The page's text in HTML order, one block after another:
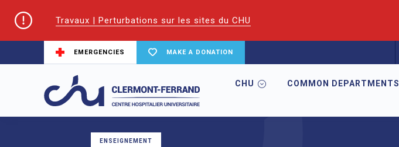
Travaux | Perturbations sur les sites du CHU
EMERGENCIES MAKE A DONATION
CHU COMMON DEPARTMENTS
Home node EIFS | Écoles et Instituts de Formation en Santé
ENSEIGNEMENT